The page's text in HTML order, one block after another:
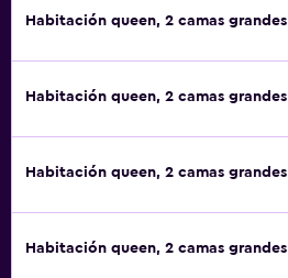
Habitación queen, 2 camas grandes
Habitación queen, 2 camas grandes
Habitación queen, 2 camas grandes
Habitación queen, 2 camas grandes